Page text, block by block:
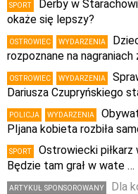
SPORT
Derby w
okaże się lepszy?
OSTROWIEC WYDARZENIA
rozpoznane na
OSTROWIEC WYDARZENIA
Dariusza Czupryńskiego
POLICJA WYDARZENIA
PIjana kobieta rozbiła
SPORT
Ostrowiecki piłkarz
Będzie tam grał w wate …
ARTYKUŁ SPONSOROWANY
Dla